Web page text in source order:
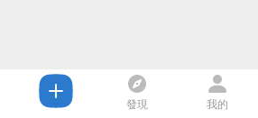
發現 我的